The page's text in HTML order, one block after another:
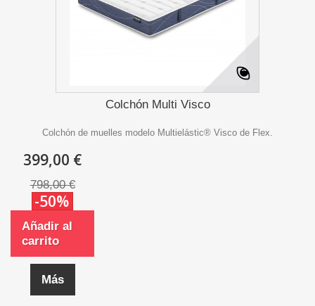
Colchón Multi Visco
Colchón de muelles modelo Multielástic® Visco de Flex.
399,00 €
798,00 €
-50%
Añadir al
carrito
Más